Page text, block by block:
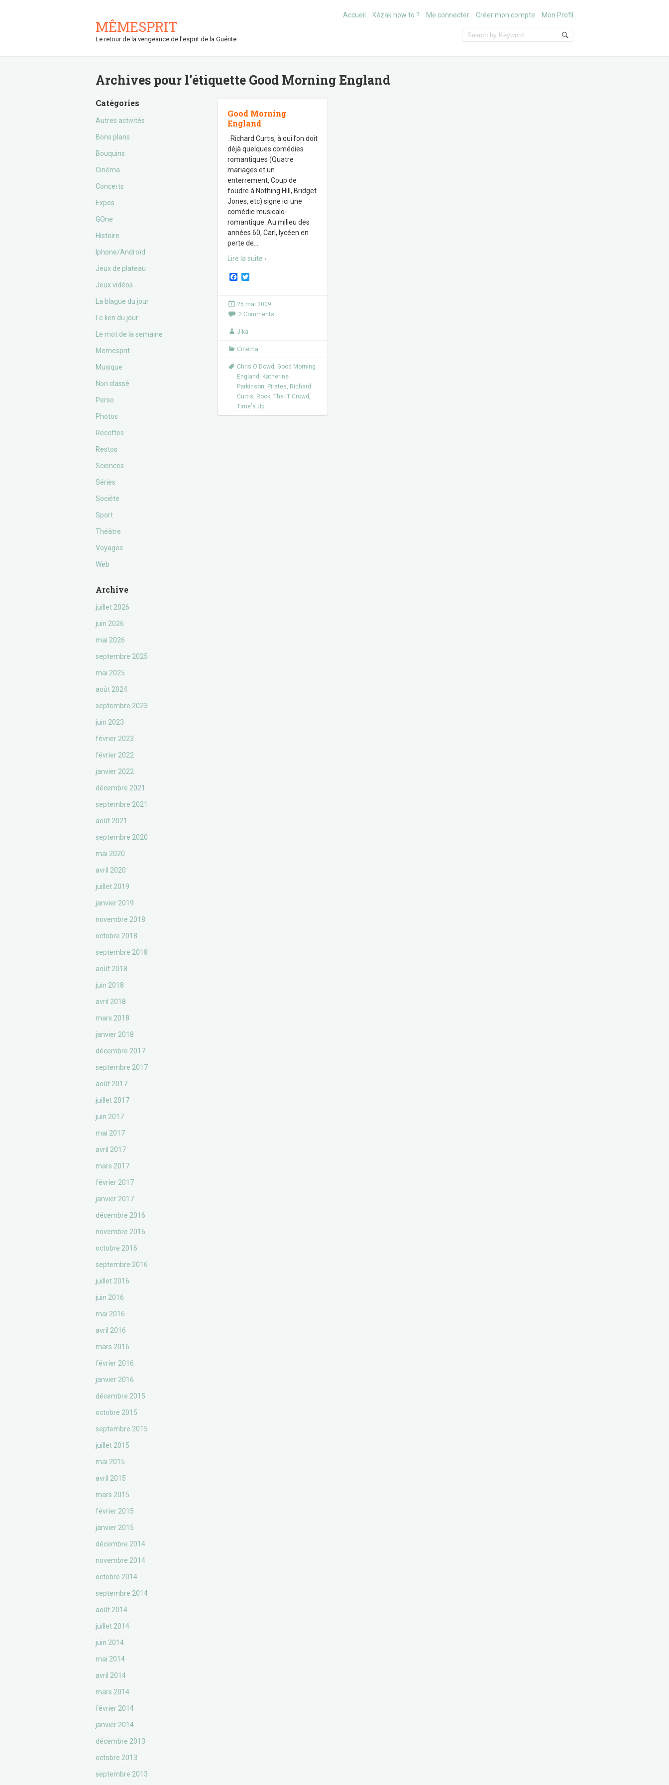
MÊMESPRIT
Le retour de la vengeance de l'esprit de la Guérite
Accueil Kézak how to ? Me connecter Créer mon compte Mon Profil
Archives pour l’étiquette Good Morning England
Catégories
Autres activités
Bons plans
Bouquins
Cinéma
Concerts
Expos
GOne
Histoire
Iphone/Androïd
Jeux de plateau
Jeux vidéos
La blague du jour
Le lien du jour
Le mot de la semaine
Memesprit
Musique
Non classé
Perso
Photos
Recettes
Restos
Sciences
Séries
Société
Sport
Théâtre
Voyages
Web
Archive
juillet 2026
juin 2026
mai 2026
septembre 2025
mai 2025
août 2024
septembre 2023
juin 2023
février 2023
février 2022
janvier 2022
décembre 2021
septembre 2021
août 2021
septembre 2020
mai 2020
avril 2020
juillet 2019
janvier 2019
novembre 2018
octobre 2018
septembre 2018
août 2018
juin 2018
avril 2018
mars 2018
janvier 2018
décembre 2017
septembre 2017
août 2017
juillet 2017
juin 2017
mai 2017
avril 2017
mars 2017
février 2017
janvier 2017
décembre 2016
novembre 2016
octobre 2016
septembre 2016
juillet 2016
juin 2016
mai 2016
avril 2016
mars 2016
février 2016
janvier 2016
décembre 2015
octobre 2015
septembre 2015
juillet 2015
mai 2015
avril 2015
mars 2015
février 2015
janvier 2015
décembre 2014
novembre 2014
octobre 2014
septembre 2014
août 2014
juillet 2014
juin 2014
mai 2014
avril 2014
mars 2014
février 2014
janvier 2014
décembre 2013
octobre 2013
septembre 2013
Good Morning
England
. Richard Curtis, à qui l’on doit
déjà quelques comédies
romantiques (Quatre
mariages et un
enterrement, Coup de
foudre à Nothing Hill, Bridget
Jones, etc) signe ici une
comédie musicalo-
romantique. Au milieu des
années 60, Carl, lycéen en
perte de
Lire la suite ›
F
e
b
o
k
t
e
25 mai 2009
2 Comments
Jika
Cinéma
Chris O'Dowd , Good Morning
England , Katherine
Parkinson, Pirates, Richard
Curtis, Rock, The IT Crowd ,
Time's Up